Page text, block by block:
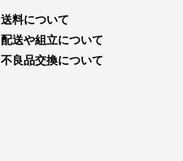
送料について
配送や組立について
不良品交換について